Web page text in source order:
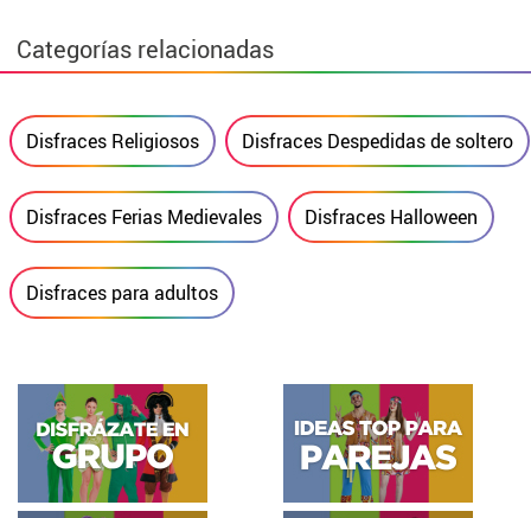
Categorías relacionadas
Disfraces Religiosos Disfraces Despedidas de soltero
Disfraces Ferias Medievales Disfraces Halloween
Disfraces para adultos